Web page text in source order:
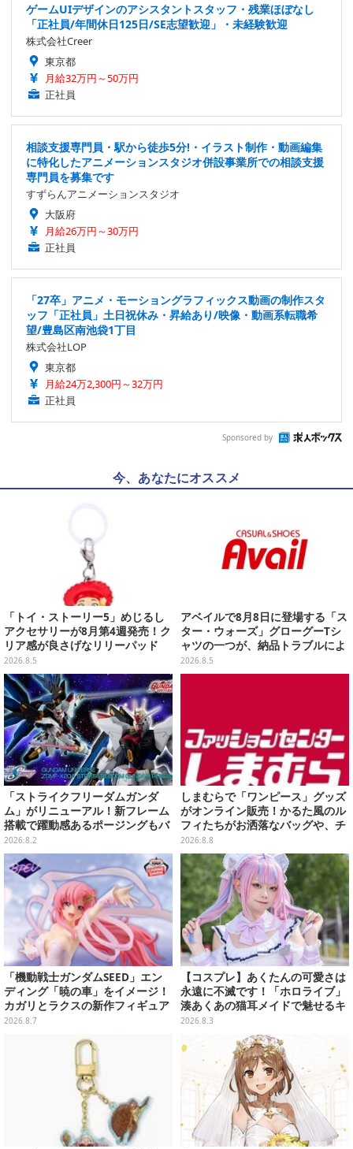
ゲームUIデザインのアシスタントスタッフ・残業ほぼなし
「正社員/年間休日125日/SE志望歓迎」・未経験歓迎
株式会社Creer
東京都
月給32万円～50万円
正社員
相談支援専門員・駅から徒歩5分!・イラスト制作・動画編集
に特化したアニメーションスタジオ併設事業所での相談支援
専門員を募集です
すずらんアニメーションスタジオ
大阪府
月給26万円～30万円
正社員
「27卒」アニメ・モーショングラフィックス動画の制作スタ
ッフ「正社員」土日祝休み・昇給あり/映像・動画系転職希
望/豊島区南池袋1丁目
株式会社LOP
東京都
月給24万2,300円～32万円
正社員
Sponsored by
今、あなたにオススメ
「トイ・ストーリー5」めじるし
アクセサリーが8月第4週発売！ク
リア感が良さげなリリーパッド
や、ジェシーなど全5種ラインナ
ップ
2026.8.5
アベイルで8月8日に登場する「ス
ター・ウォーズ」グローグーTシ
ャツの一つが、納品トラブルによ
り販売日変更へ
2026.8.5
「ストライクフリーダムガンダ
ム」がリニューアル！新フレーム
搭載で躍動感あるポージングもバ
ッチリ
2026.8.2
しまむらで「ワンピース」グッズ
がオンライン販売！かるた風のル
フィたちがお洒落なバッグや、チ
ョッパーが可愛いサンダルも
2026.8.8
「機動戦士ガンダムSEED」エン
ディング「暁の車」をイメージ！
カガリとラクスの新作フィギュア
がプライズに
2026.8.7
【コスプレ】あくたんの可愛さは
永遠に不滅です！「ホロライブ」
湊あくあの猫耳メイドで魅せるキ
ュートなポーズと美脚が眩しい
2026.8.3